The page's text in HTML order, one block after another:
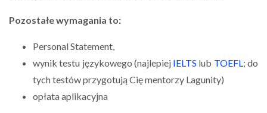
Pozostałe wymagania to:
Personal Statement,
wynik testu językowego (najlepiej IELTS lub TOEFL ; do
tych testów przygotują Cię mentorzy Lagunity)
opłata aplikacyjna